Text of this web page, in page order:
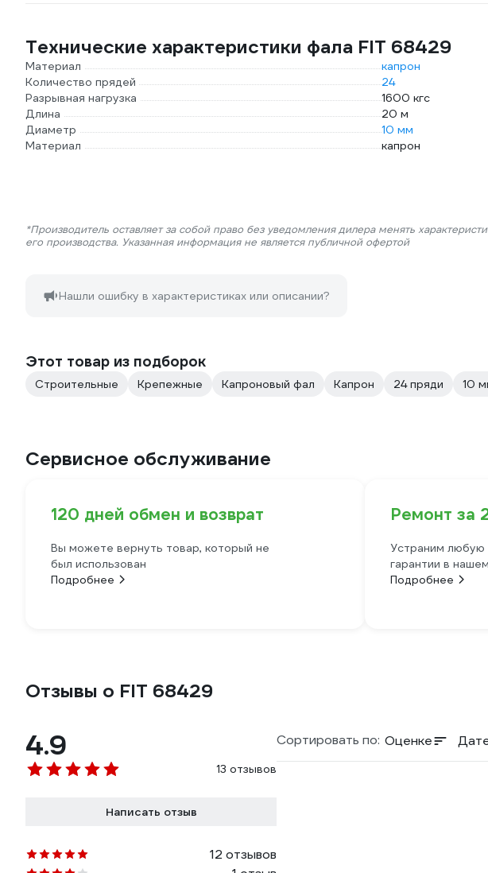
Технические характеристики фала FIT 68429
Материал
капрон
Количество прядей
24
Разрывная нагрузка
1600 кгс
Длина
20 м
Диаметр
10 мм
Материал
капрон
*Производитель оставляет за собой право без уведомления дилера менять
его производства. Указанная информация не является публичной офертой
Нашли ошибку в характеристиках или описании?
Этот товар из подборок
Строительные Крепежные Капроновый фал Капрон 24 пряди 10
Сервисное обслуживание
120 дней обмен и возврат
Вы можете вернуть товар, который не
был использован
Подробнее
Ремонт за
Устраним любую
гарантии в
Подробнее
Отзывы о FIT 68429
4.9
13 отзывов
Написать отзыв
12 отзывов
Сортировать по: Оценке